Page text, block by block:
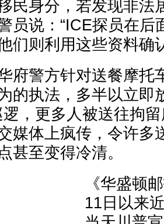
民身分，若发现非法
员说：“ICE探员在后
们则利用这些资料确
府警方针对送餐摩托
的执法，多半以立即
，更多人被送往拘
媒体上疯传，令许多
甚至变得冷清。
《华盛顿
11日以来